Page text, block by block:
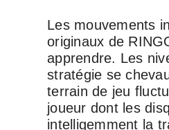
Les mouvements
originaux de
apprendre. Les
stratégie se
terrain de jeu
joueur dont les
intelligemment la